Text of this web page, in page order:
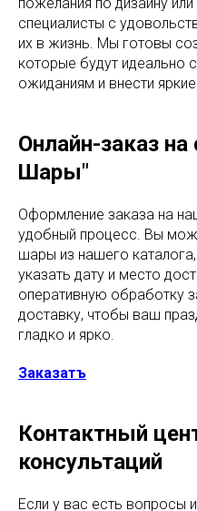
специалисты с
их в жизнь. Мы готовы
которые будут идеально
ожиданиям и внести
Онлайн-заказ
Шары"
Оформление заказа на
удобный процесс. Вы
шары из нашего
указать дату и место
оперативную обработку
доставку, чтобы ваш
гладко и ярко.
Заказатъ
Контактный
консультаций
Если у вас есть вопросы